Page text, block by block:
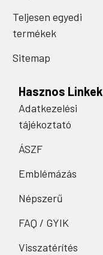
Teljesen egyedi
termékek
Sitemap
Hasznos Linkek
Adatkezelési
tájékoztató
ÁSZF
Emblémázás
Népszerű
FAQ / GYIK
Visszatérítés